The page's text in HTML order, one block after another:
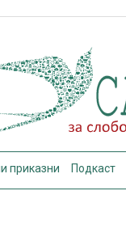
приказни Подкаст